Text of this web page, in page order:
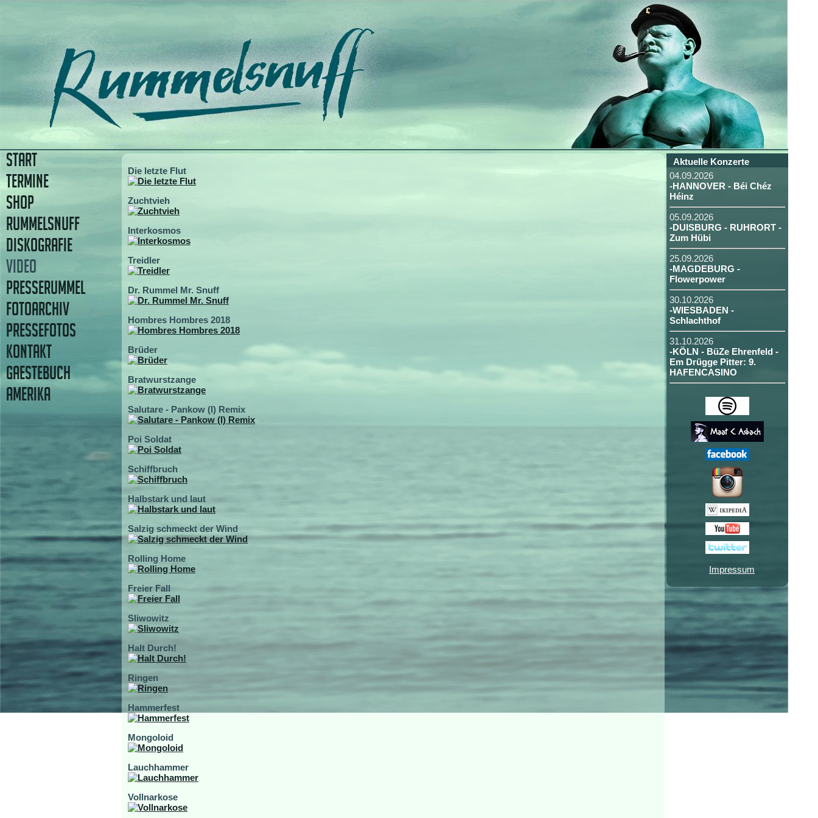
Die letzte Flut
Zuchtvieh
Interkosmos
Treidler
Dr. Rummel Mr. Snuff
Hombres Hombres 2018
Brüder
Bratwurstzange
Salutare - Pankow (I) Remix
Poi Soldat
Schiffbruch
Halbstark und laut
Salzig schmeckt der Wind
Rolling Home
Freier Fall
Sliwowitz
Halt Durch!
Ringen
Hammerfest
Mongoloid
Lauchhammer
Vollnarkose
START
TERMINE
SHOP
RUMMELSNUFF
DISKOGRAFIE
VIDEO
PRESSERUMMEL
FOTOARCHIV
PRESSEFOTOS
KONTAKT
GAESTEBUCH
AMERIKA
Aktuelle Konzerte
04.09.2026
-HANNOVER - Béi Chéz
Héinz
05.09.2026
-DUISBURG - RUHRORT -
Zum Hübi
25.09.2026
-MAGDEBURG -
Flowerpower
30.10.2026
-WIESBADEN -
Schlachthof
31.10.2026
-KÖLN - BüZe Ehrenfeld -
Em Drügge Pitter: 9.
HAFENCASINO
Impressum